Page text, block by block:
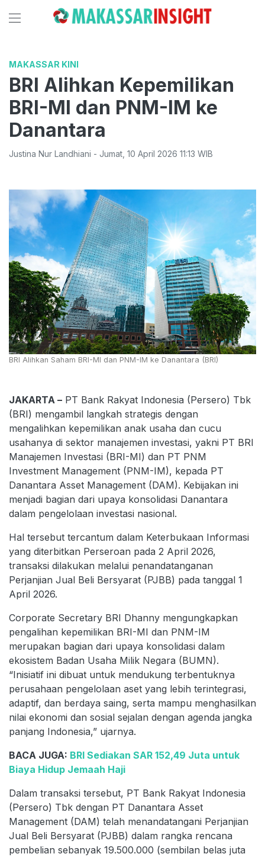
MAKASSAR KINI
BRI Alihkan Kepemilikan
BRI-MI dan PNM-IM ke
Danantara
Justina Nur Landhiani - Jumat 10 April 2026 11:13 WIB
BRI Alihkan Saham BRI-MI dan PNM-IM ke Danantara (BRI)
JAKARTA – PT Bank Rakyat Indonesia (Persero) Tbk
(BRI) mengambil langkah strategis dengan
mengalihkan kepemilikan anak usaha dan cucu
usahanya di sektor manajemen investasi, yakni PT BRI
Manajemen Investasi (BRI-MI) dan PT PNM
Investment Management (PNM-IM), kepada PT
Danantara Asset Management (DAM). Kebijakan ini
menjadi bagian dari upaya konsolidasi Danantara
dalam pengelolaan investasi nasional.
Hal tersebut tercantum dalam Keterbukaan Informasi
yang diterbitkan Perseroan pada 2 April 2026,
transaksi dilakukan melalui penandatanganan
Perjanjian Jual Beli Bersyarat (PJBB) pada tanggal 1
April 2026.
Corporate Secretary BRI Dhanny mengungkapkan
pengalihan kepemilikan BRI-MI dan PNM-IM
merupakan bagian dari upaya konsolidasi dalam
ekosistem Badan Usaha Milik Negara (BUMN).
“Inisiatif ini dibuat untuk mendukung terbentuknya
perusahaan pengelolaan aset yang lebih terintegrasi,
adaptif, dan berdaya saing, serta mampu menghasilkan
nilai ekonomi dan sosial sejalan dengan agenda jangka
panjang Indonesia,” ujarnya.
BACA JUGA: BRI Sediakan SAR 152,49 Juta untuk
Biaya Hidup Jemaah Haji
Dalam transaksi tersebut, PT Bank Rakyat Indonesia
(Persero) Tbk dengan PT Danantara Asset
Management (DAM) telah menandatangani Perjanjian
Jual Beli Bersyarat (PJBB) dalam rangka rencana
pembelian sebanyak 19.500.000 (sembilan belas juta